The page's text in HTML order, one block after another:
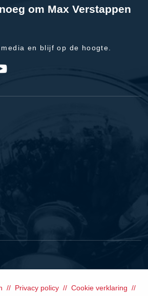
om Max Verstappen
en blijf op de hoogte.
Privacy policy
Cookie verklaring